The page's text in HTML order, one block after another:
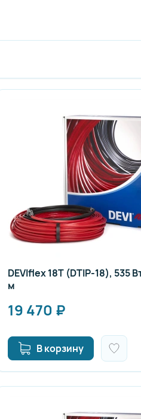
DEVIflex 18T (DTIP-18), 535
м
19 470 ₽
В корзину